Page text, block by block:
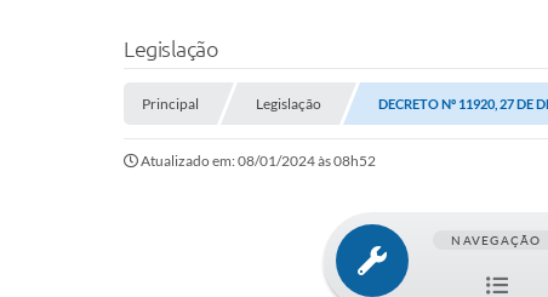
Legislação
Principal Legislação DECRETO Nº 11920, 27 DE
Atualizado em: 08/01/2024 às 08h52
NAVEGAÇÃO